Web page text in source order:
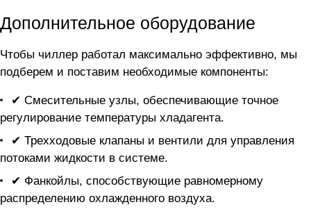
Дополнительное оборудование
Чтобы чиллер работал максимально эффективно, мы
подберем и поставим необходимые компоненты:
✔ Смесительные узлы, обеспечивающие точное
регулирование температуры хладагента.
✔ Трехходовые клапаны и вентили для управления
потоками жидкости в системе.
✔ Фанкойлы, способствующие равномерному
распределению охлажденного воздуха.